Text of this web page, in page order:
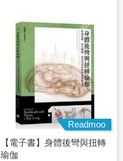
Readmoo
【電子書】身體後彎與扭轉
瑜伽